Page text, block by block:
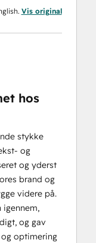
Vis original
hos
stykke
og
og yderst
brand og
videre på.
igennem,
og gav
optimering